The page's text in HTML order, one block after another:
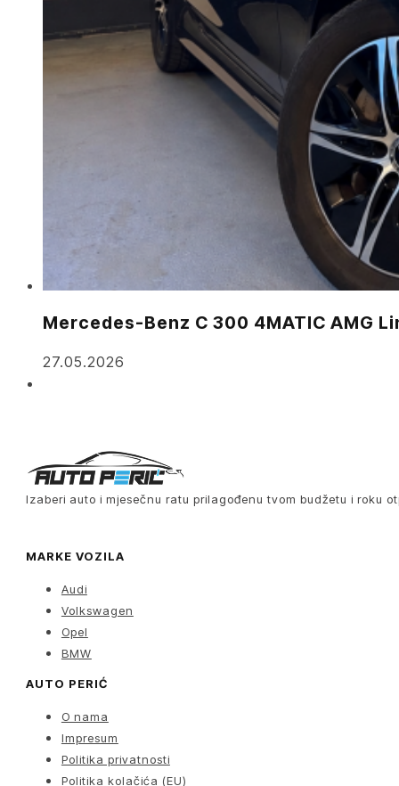
Mercedes-Benz C 300 4MATIC AMG
27.05.2026
Izaberi auto i mjesečnu ratu prilagođenu tvom budžetu i roku
MARKE VOZILA
Audi
Volkswagen
Opel
BMW
AUTO PERIĆ
O nama
Impresum
Politika privatnosti
Politika kolačića (EU)